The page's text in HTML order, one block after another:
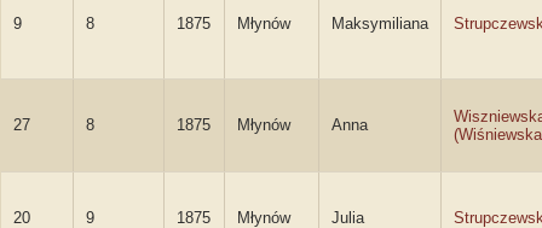
9 8 1875 Młynów Maksymiliana
27 8 1875 Młynów Anna
20 9 1875 Młynów Julia